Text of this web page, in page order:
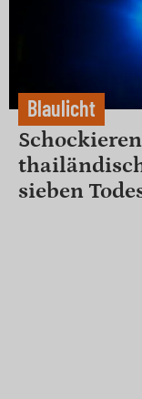
Blaulicht
sieben